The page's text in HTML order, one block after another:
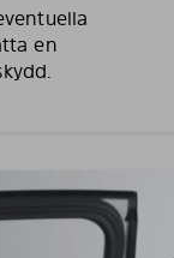
en